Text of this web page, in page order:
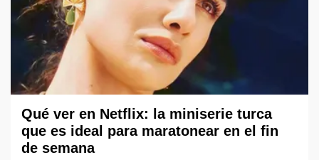
Qué ver en Netflix: la miniserie turca
que es ideal para maratonear en el fin
de semana